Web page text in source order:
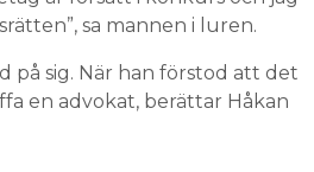
sa mannen i luren.
på sig. När han förstod att det
en advokat, berättar Håkan